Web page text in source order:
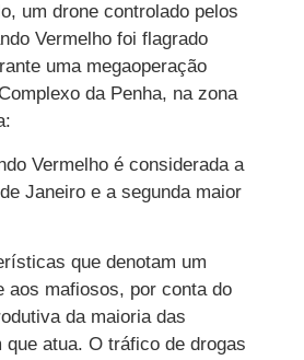
um drone controlado pelos
Vermelho foi flagrado
uma megaoperação
da Penha, na zona
Vermelho é considerada a
Janeiro e a segunda maior
que denotam um
aos mafiosos, por conta do
da maioria das
atua. O tráfico de drogas